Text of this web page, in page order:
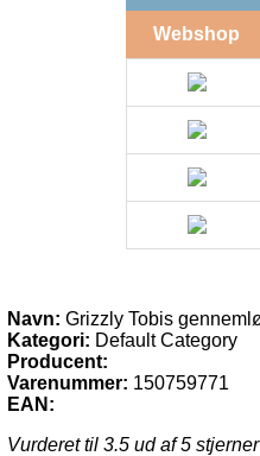
Webshop
Navn: Grizzly Tobis
Kategori: Default Category
Producent:
Varenummer: 150759771
EAN:
Vurderet til 3.5 ud af 5